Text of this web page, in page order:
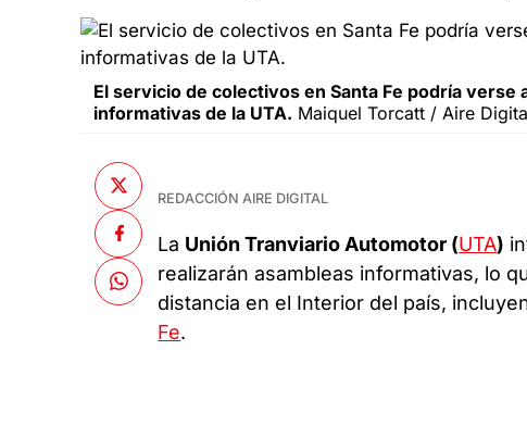
El servicio de colectivos en Santa Fe podría
informativas de la UTA. Maiquel Torcatt / Aire
REDACCIÓN AIRE DIGITAL
La Unión Tranviario Automotor (UTA)
realizarán asambleas informativas, lo
distancia en el Interior del país,
Fe.